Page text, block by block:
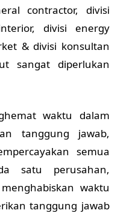
contractor, divisi
divisi energy
& divisi konsultan
sangat diperlukan
waktu dalam
tanggung jawab,
semua
satu perusahan,
waktu
tanggung jawab